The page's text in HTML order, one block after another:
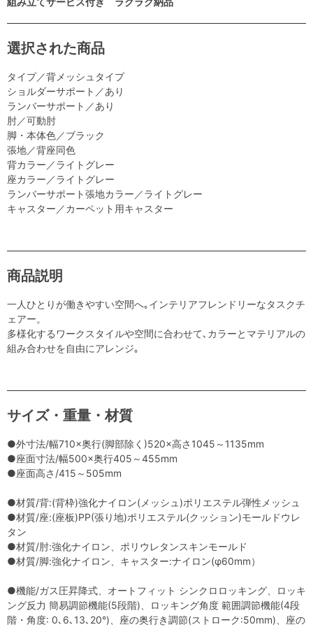
選択された商品
タイプ／背メッシュタイプ
ショルダーサポート／あり
ランバーサポート／あり
肘／可動肘
脚・本体色／ブラック
張地／背座同色
背カラー／ライトグレー
座カラー／ライトグレー
ランバーサポート張地カラー／ライトグレー
キャスター／カーペット用キャスター
商品説明
一人ひとりが働きやすい空間へ｡インテリアフレンドリーなタスクチ
ェアー。
多様化するワークスタイルや空間に合わせて､カラーとマテリアルの
組み合わせを自由にアレンジ｡
サイズ・重量・材質
●外寸法/幅710×奥行(脚部除く)520×高さ1045～1135mm
●座面寸法/幅500×奥行405～455mm
●座面高さ/415～505mm
●材質/背:(背枠)強化ナイロン(メッシュ)ポリエステル弾性メッシュ
●材質/座:(座板)PP(張り地)ポリエステル(クッション)モールドウレ
タン
●材質/肘:強化ナイロン、ポリウレタンスキンモールド
●材質/脚:強化ナイロン、キャスター:ナイロン(φ60mm）
●機能/ガス圧昇降式、オートフィット シンクロロッキング、ロッキ
ング反力 簡易調節機能(5段階)、ロッキング角度 範囲調節機能(4段
階・角度: 0､6､13､20°)、座の奥行き調節(ストローク:50mm)、座の